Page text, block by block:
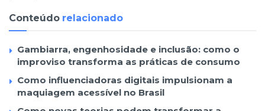
Conteúdo relacionado
Gambiarra, engenhosidade e inclusão: como o
improviso transforma as práticas de consumo
Como influenciadoras digitais impulsionam a
maquiagem acessível no Brasil